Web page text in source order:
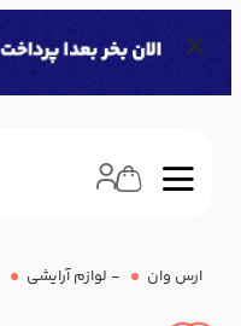
ارس وان - لوازم آرایشی